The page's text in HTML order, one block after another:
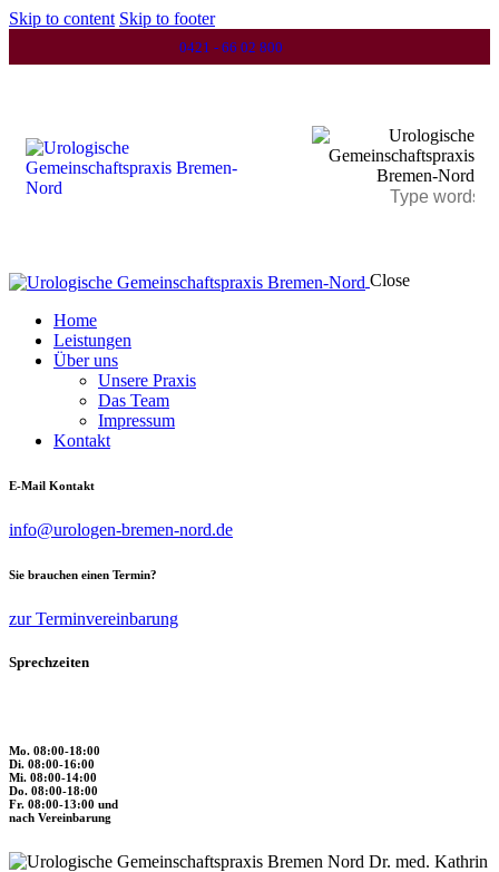
Skip to content Skip to footer
0421 - 66 02 800
Close
Home
Leistungen
Über uns
Unsere Praxis
Das Team
Impressum
Kontakt
E-Mail Kontakt
info@urologen-bremen-nord.de
Sie brauchen einen Termin?
zur Terminvereinbarung
Sprechzeiten
Mo. 08:00-18:00
Di. 08:00-16:00
Mi. 08:00-14:00
Do. 08:00-18:00
Fr. 08:00-13:00 und
nach Vereinbarung